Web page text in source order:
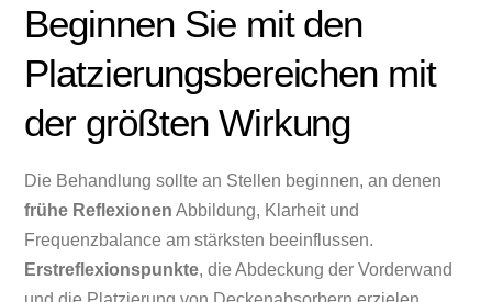
Beginnen Sie mit den
Platzierungsbereichen mit
der größten Wirkung
Die Behandlung sollte an Stellen beginnen, an denen
frühe Reflexionen Abbildung, Klarheit und
Frequenzbalance am stärksten beeinflussen.
Erstreflexionspunkte, die Abdeckung der Vorderwand